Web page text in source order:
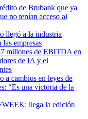
de Brubank que ya
no tenían acceso al
llegó a la industria
empresas
millones de EBITDA en
de IA y el
a cambios en leyes de
“Es una victoria de la
llega la edición